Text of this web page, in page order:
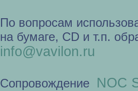
По вопросам
на бумаге, CD и т.п.
info@vavilon.ru
Сопровождение NOC